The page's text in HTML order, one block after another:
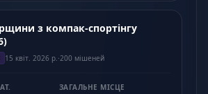
з компак-спортінгу
15 квіт. 2026 р. ·200 мішеней
ЗАГАЛЬНЕ МІСЦЕ